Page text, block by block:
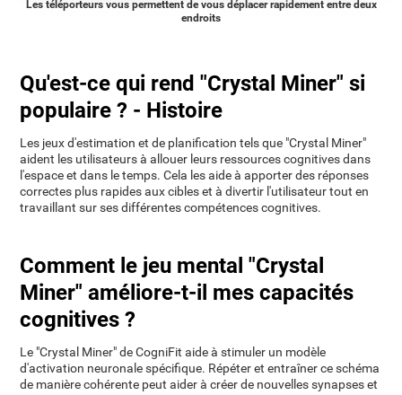
Les téléporteurs vous permettent de vous déplacer rapidement entre deux
endroits
Qu'est-ce qui rend "Crystal Miner" si
populaire ? - Histoire
Les jeux d'estimation et de planification tels que "Crystal Miner"
aident les utilisateurs à allouer leurs ressources cognitives dans
l'espace et dans le temps. Cela les aide à apporter des réponses
correctes plus rapides aux cibles et à divertir l'utilisateur tout en
travaillant sur ses différentes compétences cognitives.
Comment le jeu mental "Crystal
Miner" améliore-t-il mes capacités
cognitives ?
Le "Crystal Miner" de CogniFit aide à stimuler un modèle
d'activation neuronale spécifique. Répéter et entraîner ce schéma
de manière cohérente peut aider à créer de nouvelles synapses et